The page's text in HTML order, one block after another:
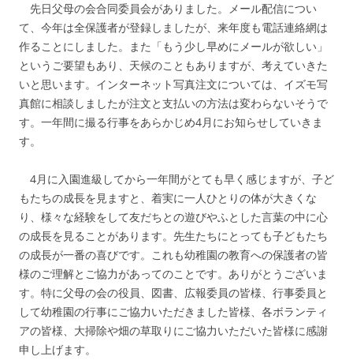
先日父母の会合同委員会がありました。メール配信につい
て、今年は全保護者が登録しましたが、来年度も電話連絡網は
作ることにしました。また「もう少し早めにメールが欲しい」
というご要望もあり、天候のこともありますが、考えていきた
いと思います。インターネット写真注文については、イズモ写
真館に相談しましたが注文と支払いの方法は変わらないそうで
す。一年間に撮る行事をあらかじめ4月にお知らせしていきま
す。
4月に入園進級してから一年間がとても早く感じますが、子ど
もたちの成長を見ますと、着実に一人ひとりの体が大きくな
り、様々な経験をして友だちとの遊びやふとした言葉の中に心
の成長を見ることがあります。先生たちにとっても子どもたち
の成長が一番の喜びです。これも幼稚園の教育への保護者の皆
様のご理解とご協力があってのことです。ありがとうございま
す。特に父母の会の役員、図書、広報委員の皆様、行事委員と
して幼稚園の行事にご協力いただきました皆様、各ボランティ
アの皆様、大掃除や畑の草取りにご協力いただいた皆様に感謝
申し上げます。